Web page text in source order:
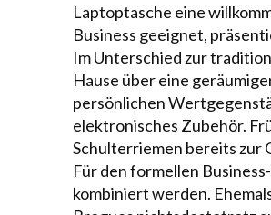
Laptoptasche eine
Business geeignet,
Im Unterschied zur
Hause über eine
persönlichen
elektronisches Zubehör.
Schulterriemen bereits zur
Für den formellen
kombiniert werden.